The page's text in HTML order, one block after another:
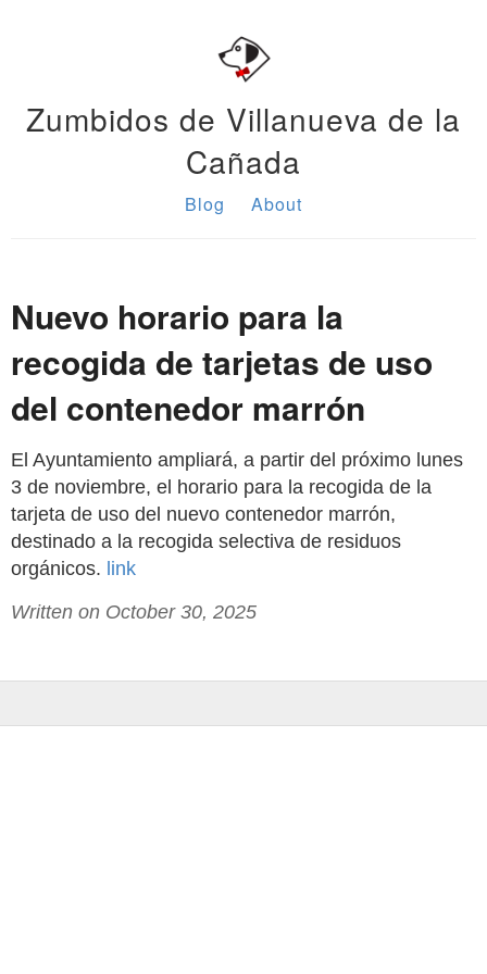
Zumbidos de Villanueva de la
Cañada
Blog About
Nuevo horario para la
recogida de tarjetas de uso
del contenedor marrón
El Ayuntamiento ampliará, a partir del próximo lunes
3 de noviembre, el horario para la recogida de la
tarjeta de uso del nuevo contenedor marrón,
destinado a la recogida selectiva de residuos
orgánicos. link
Written on October 30, 2025